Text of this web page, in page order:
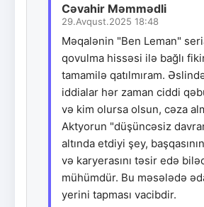
Cəvahir Məmmədli
29.Avqust.2025 18:48
Məqalənin "Ben Leman"
qovulma hissəsi ilə bağlı
tamamilə qatılmıram.
iddialar hər zaman ciddi
və kim olursa olsun, cəza
Aktyorun "düşüncəsiz
altında etdiyi şey,
və karyerasını təsir edə
mühümdür. Bu məsələdə
yerini tapması vacibdir.